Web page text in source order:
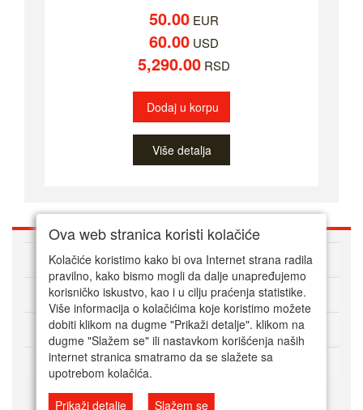
50.00EUR
60.00USD
5,290.00RSD
Dodaj u korpu
Više detalja
O nama
Kako kupovati online
Korisnički servis
Način plaćanja
Ova web stranica koristi kolačiće
Kolačiće koristimo kako bi ova Internet strana radila
pravilno, kako bismo mogli da dalje unapređujemo
korisničko iskustvo, kao i u cilju praćenja statistike.
Više informacija o kolačićima koje koristimo možete
dobiti klikom na dugme "Prikaži detalje". klikom na
dugme "Slažem se" ili nastavkom korišćenja naših
internet stranica smatramo da se slažete sa
upotrebom kolačića.
Prikaži detalje
Slažem se